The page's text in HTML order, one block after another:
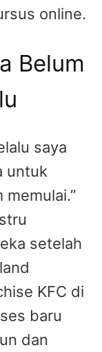
online.
Belum
saya
untuk
setelah
KFC di
baru
dan